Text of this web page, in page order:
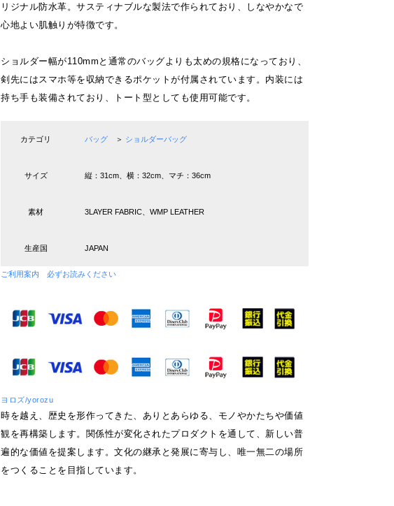
リジナル防水革。サスティナブルな製法で作られており、しなやかなで
心地よい肌触りが特徴です。
ショルダー幅が110mmと通常のバッグよりも太めの規格になっており、
剣先にはスマホ等を収納できるポケットが付属されています。内装には
持ち手も装備されており、トート型としても使用可能です。
カテゴリ バッグ ＞ ショルダーバッグ
サイズ 縦：31cm、横：32cm、マチ：36cm
素材 3LAYER FABRIC、WMP LEATHER
生産国 JAPAN
ご利用案内 必ずお読みください
ヨロズ/yorozu
時を越え、歴史を形作ってきた、ありとあらゆる、モノやかたちや価値
観を再構築します。関係性が変化されたプロダクトを通して、新しい普
遍的な価値を提案します。文化の継承と発展に寄与し、唯一無二の場所
をつくることを目指しています。